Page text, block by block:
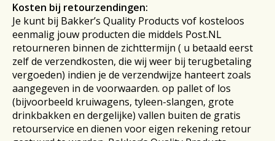
Kosten bij retourzendingen:
Je kunt bij Bakker’s Quality Products vof kosteloos
eenmalig jouw producten die middels Post.NL
retourneren binnen de zichttermijn ( u betaald eerst
zelf de verzendkosten, die wij weer bij terugbetaling
vergoeden) indien je de verzendwijze hanteert zoals
aangegeven in de voorwaarden. op pallet of los
(bijvoorbeeld kruiwagens, tyleen-slangen, grote
drinkbakken en dergelijke) vallen buiten de gratis
retourservice en dienen voor eigen rekening retour